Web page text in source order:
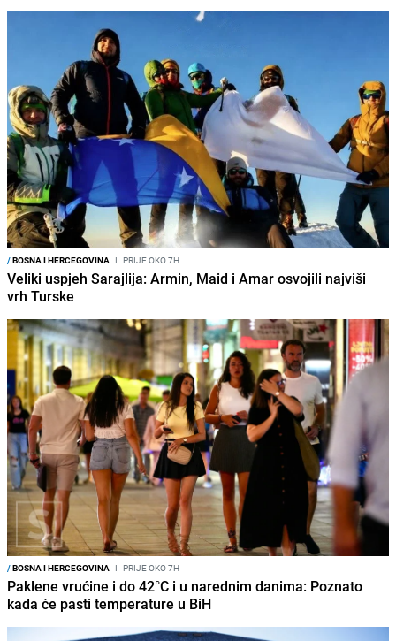
/BOSNA I HERCEGOVINA I PRIJE OKO 7H
Veliki uspjeh Sarajlija: Armin, Maid i Amar osvojili najviši
vrh Turske
/BOSNA I HERCEGOVINA I PRIJE OKO 7H
Paklene vrućine i do 42°C i u narednim danima: Poznato
kada će pasti temperature u BiH